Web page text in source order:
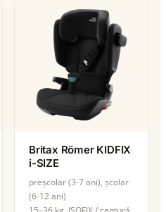
Britax Römer KIDFIX
i-SIZE
preșcolar (3-7 ani), școlar
(6-12 ani)